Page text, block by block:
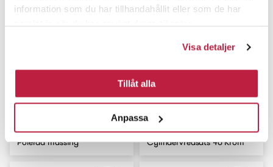
information som du har tillhandahållit eller som de har
Visa detaljer
Tillåt alla
Anpassa
Cylindervredsats F40
Polerad mässing
Cylindervredsats 40 Krom